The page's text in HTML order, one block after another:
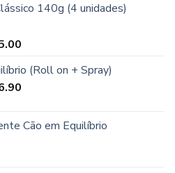
atual
R$21.90.
140g (4 unidades)
O
atual
é:
(Roll on + Spray)
O
é:
Cão em Equilíbrio